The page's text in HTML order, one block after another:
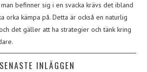
befinner sig i en svacka krävs det ibland
orka kämpa på. Detta är också en naturlig
det gäller att ha strategier och tänk kring
SENASTE INLÄGGEN